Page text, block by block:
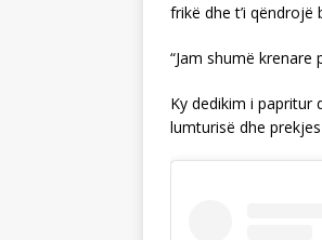
frikë dhe t’i qëndrojë
“Jam shumë
Ky dedikim i papritur
lumturisë dhe